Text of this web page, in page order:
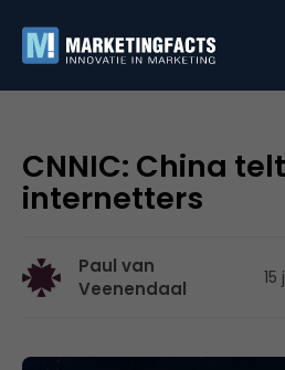
CNNIC: China
internetters
Paul van
Veenendaal
15